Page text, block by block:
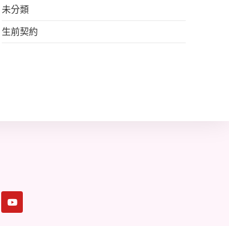
未分類
生前契約